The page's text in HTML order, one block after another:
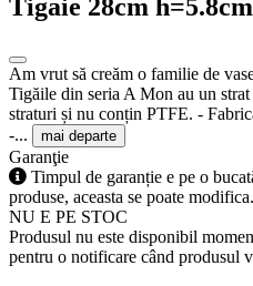
Tigaie 28cm
Am vrut să creăm o familie de
Tigăile din seria A Mon au un
straturi și nu conțin PTFE. -
-...
mai departe
Garanţie
Timpul de garanție e pe o
produse, aceasta se poate modifica.
NU E PE STOC
Produsul nu este disponibil
pentru o notificare când produsul